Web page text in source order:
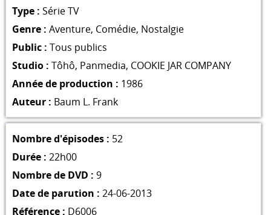
Type : Série TV
Genre : Aventure, Comédie, Nostalgie
Public : Tous publics
Studio : Tôhô, Panmedia, COOKIE JAR COMPANY
Année de production : 1986
Auteur : Baum L. Frank
Nombre d'épisodes : 52
Durée : 22h00
Nombre de DVD : 9
Date de parution : 24-06-2013
Référence : D6006